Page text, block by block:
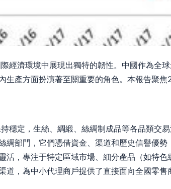
經濟環境中展現出獨特的韌性。中國作為全
生產方面扮演著至關重要的角色。本報告聚
穩定，生絲、綢緞、絲綢制成品等各品類交
綢部門，它們憑借資金、渠道和歷史信譽優
活，專注于特定區域市場、細分產品（如特
道，為中小代理商戶提供了直接面向全國零